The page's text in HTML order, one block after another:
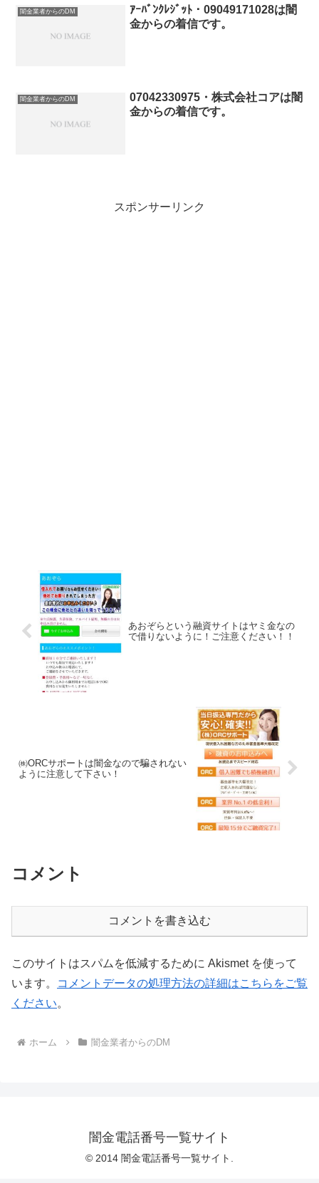
闇金業者からのDM
ｱｰﾊﾞﾝｸﾚｼﾞｯﾄ・09049171028は闇
金からの着信です。
闇金業者からのDM
07042330975・株式会社コアは闇
金からの着信です。
スポンサーリンク
あおぞらという融資サイトはヤミ金なの
で借りないように！ご注意ください！！
㈱ORCサポートは闇金なので騙されない
ように注意して下さい！
コメント
コメントを書き込む
このサイトはスパムを低減するために Akismet を使って
います。
コメントデータの処理方法の詳細はこちらをご覧
ください。
ホーム 闇金業者からのDM
闇金電話番号一覧サイト
© 2014 闇金電話番号一覧サイト.